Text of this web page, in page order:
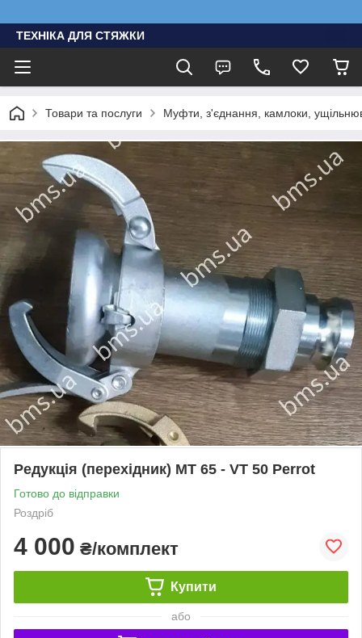
ТЕХНІКА ДЛЯ СТЯЖКИ
Товари та послуги Муфти, з'єднання, камлоки,
Редукція (перехідник) MT 65 - VT 50 Perrot
Готово до відправки
Роздріб
4 000 ₴/комплект
Купити
або